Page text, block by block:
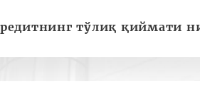
тўлиқ қиймати